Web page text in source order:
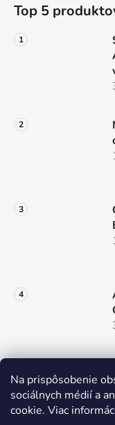
Na prispôsobenie
sociálnych médií a
cookie. Viac
Top 5